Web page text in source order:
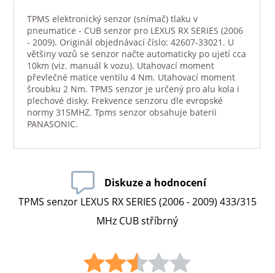
TPMS elektronický senzor (snímač) tlaku v
pneumatice - CUB senzor pro LEXUS RX SERIES (2006
- 2009). Originál objednávací číslo: 42607-33021. U
většiny vozů se senzor načte automaticky po ujetí cca
10km (viz. manuál k vozu). Utahovací moment
převlečné matice ventilu 4 Nm. Utahovací moment
šroubku 2 Nm. TPMS senzor je určený pro alu kola i
plechové disky. Frekvence senzoru dle evropské
normy 315MHZ. Tpms senzor obsahuje baterii
PANASONIC.
Diskuze a hodnocení
TPMS senzor LEXUS RX SERIES (2006 - 2009) 433/315
MHz CUB stříbrný